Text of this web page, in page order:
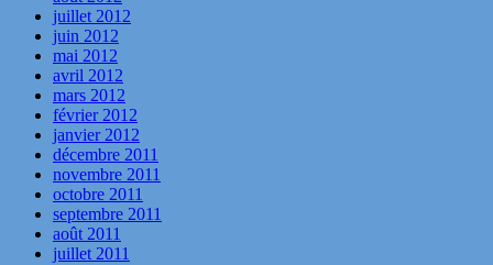
juillet 2012
juin 2012
mai 2012
avril 2012
mars 2012
février 2012
janvier 2012
décembre 2011
novembre 2011
octobre 2011
septembre 2011
août 2011
juillet 2011